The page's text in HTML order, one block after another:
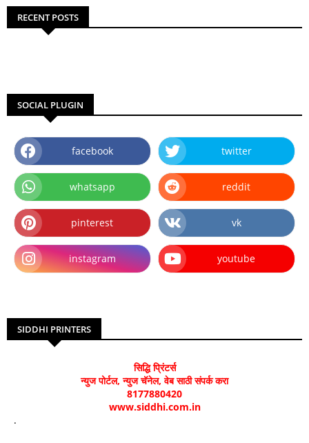
RECENT POSTS
SOCIAL PLUGIN
facebook twitter
whatsapp reddit
pinterest vk
instagram youtube
SIDDHI PRINTERS
सिद्धि प्रिंटर्स
न्युज पोर्टल, न्युज चॅनेल, वेब साठी संपर्क करा
8177880420
www.siddhi.com.in
.